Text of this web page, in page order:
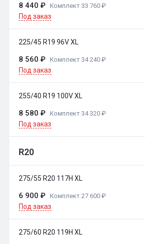
8 440 ₽ Комплект 33 760 ₽
Под заказ
225/45 R19 96V XL
8 560 ₽ Комплект 34 240 ₽
Под заказ
255/40 R19 100V XL
8 580 ₽ Комплект 34 320 ₽
Под заказ
R20
275/55 R20 117H XL
6 900 ₽ Комплект 27 600 ₽
Под заказ
275/60 R20 119H XL